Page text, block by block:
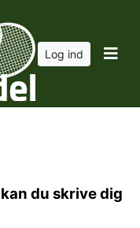
Log ind
du skrive dig